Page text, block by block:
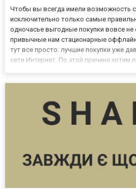
Чтобы вы всегда имели возможность
исключительно только самые
одночасье выгодные покупки вовсе не
привычные нам стационарные
тут все просто: лучшие покупки уже
сети Интернет. По этой причине хотим